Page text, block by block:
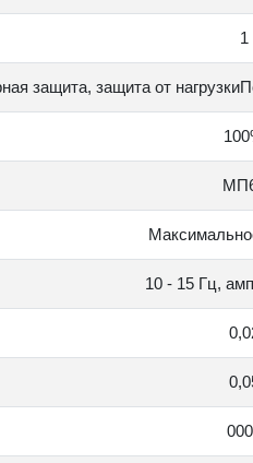
1
защита, защита от
10 - 15 Гц,